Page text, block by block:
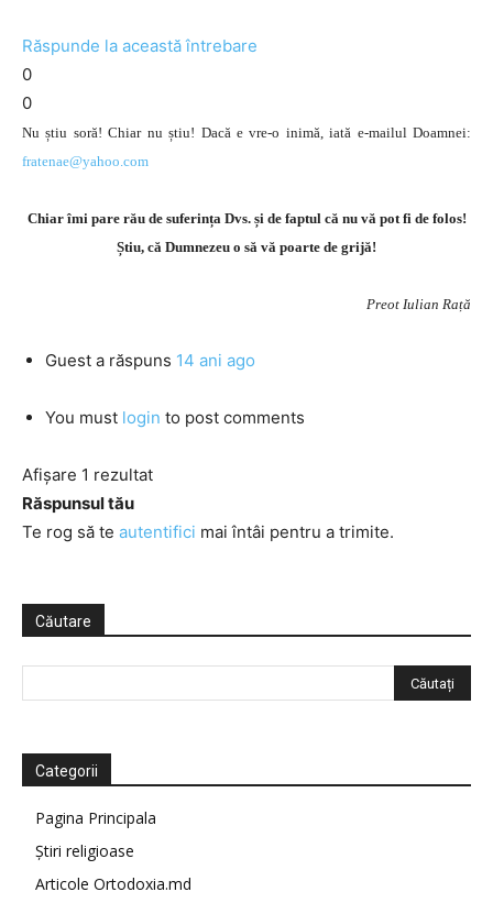
Răspunde la această întrebare
0
0
Nu știu soră! Chiar nu știu! Dacă e vre-o inimă, iată e-mailul Doamnei:
fratenae@yahoo.com
Chiar îmi pare rău de suferința Dvs. și de faptul că nu vă pot fi de folos!
Știu, că Dumnezeu o să vă poarte de grijă!
Preot Iulian Rață
Guest a răspuns 14 ani ago
You must login to post comments
Afișare 1 rezultat
Răspunsul tău
Te rog să te autentifici mai întâi pentru a trimite.
Căutare
Categorii
Pagina Principala
Știri religioase
Articole Ortodoxia.md